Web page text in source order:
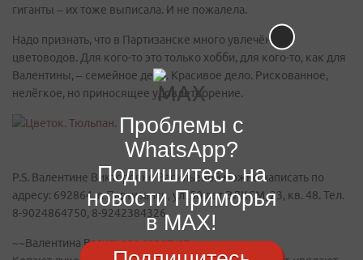
гиганты – их тоже выписала. И не пожалела.
Надо признать, что в Партизанске много увлечённых
цветоводов. Для кого-то это только хобби, для кого-то, как для
Валентины, – семейное дело. Красивое дело. Рискованное,
нелёгкое, но приносящее удовлетворение.
P.S. Валентине Викторовне Васильевой можно написать по
адресу: 692864, г. Партизанск, ул. 50 лет ВЛКСМ, 23, кв. 48. Тел.
8-9024864750, 8-9242384326.
~~Валентина Васильева советует
Проблемы с
WhatsApp?
Подпишитесь на
новости Приморья
в MAX!